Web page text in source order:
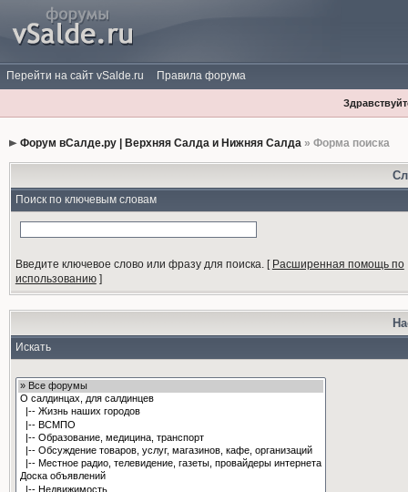
Перейти на сайт vSalde.ru Правила форума
Форум вСалде.ру | Верхняя Салда и Нижняя Салда» Форма поиска
Поиск по ключевым словам
Введите ключевое слово или фразу для поиска.[ Расширенная помощь по
использованию]
Искать